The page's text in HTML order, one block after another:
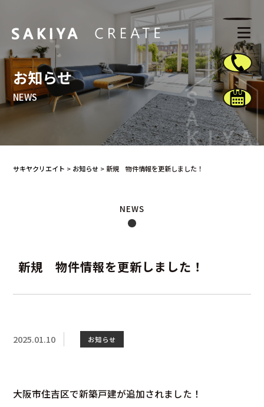
お知らせ
NEWS
サキヤクリエイト > お知らせ >新規 物件情報を更新しました！
新規 物件情報を更新しました！
NEWS
2025.01.10 お知らせ
大阪市住吉区で新築戸建が追加されました！